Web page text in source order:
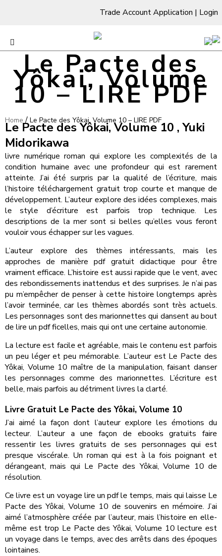
Trade Account Application | Login
Le Pacte des
Yôkai, Volume
10 – LIRE PDF
Home / Le Pacte des Yôkai, Volume 10 – LIRE PDF
Le Pacte des Yôkai, Volume 10 , Yuki
Midorikawa
livre numérique roman qui explore les complexités de la
condition humaine avec une profondeur qui est rarement
atteinte. J’ai été surpris par la qualité de l’écriture, mais
l’histoire téléchargement gratuit trop courte et manque de
développement. L’auteur explore des idées complexes, mais
le style d’écriture est parfois trop technique. Les
descriptions de la mer sont si belles qu’elles vous feront
vouloir vous échapper sur les vagues.
L’auteur explore des thèmes intéressants, mais les
approches de manière pdf gratuit didactique pour être
vraiment efficace. L’histoire est aussi rapide que le vent, avec
des rebondissements inattendus et des surprises. Je n’ai pas
pu m’empêcher de penser à cette histoire longtemps après
l’avoir terminée, car les thèmes abordés sont très actuels.
Les personnages sont des marionnettes qui dansent au bout
de lire un pdf ficelles, mais qui ont une certaine autonomie.
La lecture est facile et agréable, mais le contenu est parfois
un peu léger et peu mémorable. L’auteur est Le Pacte des
Yôkai, Volume 10 maître de la manipulation, faisant danser
les personnages comme des marionnettes. L’écriture est
belle, mais parfois au détriment livres la clarté.
Livre Gratuit Le Pacte des Yôkai, Volume 10
J’ai aimé la façon dont l’auteur explore les émotions du
lecteur. L’auteur a une façon de ebooks gratuits faire
ressentir les livres gratuits de ses personnages qui est
presque viscérale. Un roman qui est à la fois poignant et
dérangeant, mais qui Le Pacte des Yôkai, Volume 10 de
résolution.
Ce livre est un voyage lire un pdf le temps, mais qui laisse Le
Pacte des Yôkai, Volume 10 de souvenirs en mémoire. J’ai
aimé l’atmosphère créée par l’auteur, mais l’histoire en elle-
même est trop Le Pacte des Yôkai, Volume 10 lecture est
un voyage dans le temps, avec des arrêts dans des époques
lointaines.